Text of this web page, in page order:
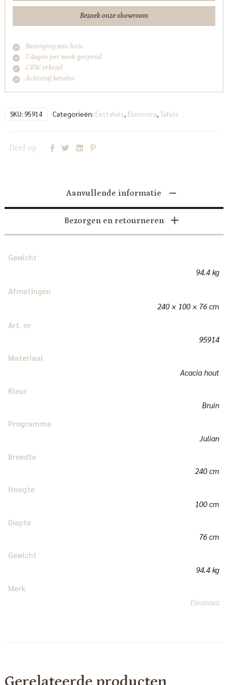
Bezoek onze showroom
Bezorging aan huis
7 dagen per week geopend
CBW erkend
Achteraf betalen
SKU: 95914 Categorieën: Eettafels, Eleonora, Tafels
Deel op
Aanvullende informatie
Bezorgen en retourneren
Gewicht
94.4 kg
Afmetingen
240 × 100 × 76 cm
Art. nr
95914
Materiaal
Acacia hout
Kleur
Bruin
Programma
Julian
Breedte
240 cm
Hoogte
100 cm
Diepte
76 cm
Gewicht
94.4 kg
Merk
Eleonora